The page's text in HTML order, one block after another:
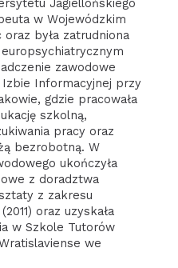
Jagiellońskiego
w Wojewódzkim
była zatrudniona
zawodowe
Informacyjnej przy
gdzie pracowała
szkolną,
pracy oraz
bezrobotną. W
ukończyła
z doradztwa
z zakresu
oraz uzyskała
w Szkole Tutorów
we